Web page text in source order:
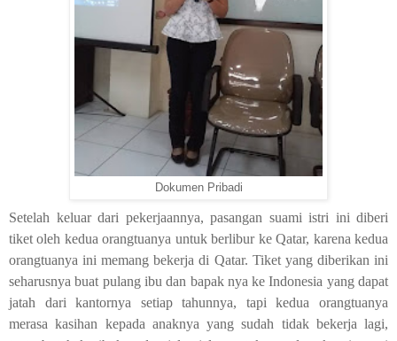
Dokumen Pribadi
Setelah keluar dari pekerjaannya, pasangan suami istri ini diberi
tiket oleh kedua orangtuanya untuk berlibur ke Qatar, karena kedua
orangtuanya ini memang bekerja di Qatar. Tiket yang diberikan ini
seharusnya buat pulang ibu dan bapak nya ke Indonesia yang dapat
jatah dari kantornya setiap tahunnya, tapi kedua orangtuanya
merasa kasihan kepada anaknya yang sudah tidak bekerja lagi,